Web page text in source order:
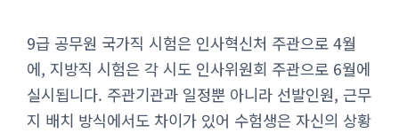
9급 공무원 국가직 시험은 인사혁신처 주관으로 4월
에, 지방직 시험은 각 시도 인사위원회 주관으로 6월에
실시됩니다. 주관기관과 일정뿐 아니라 선발인원, 근무
지 배치 방식에서도 차이가 있어 수험생은 자신의 상황